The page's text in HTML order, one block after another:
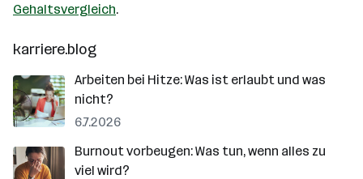
Gehaltsvergleich.
karriere.blog
Arbeiten bei Hitze: Was ist erlaubt und was
nicht?
6.7.2026
Burnout vorbeugen: Was tun, wenn alles zu
viel wird?